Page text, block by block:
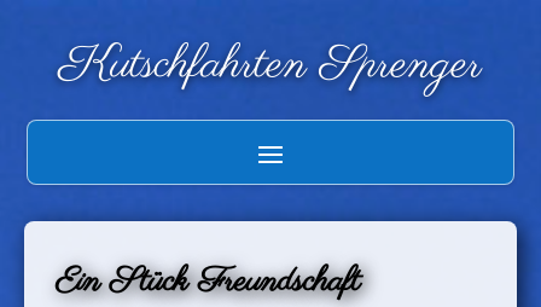
Kutschfahrten Sprenger
Ein Stück Freundschaft